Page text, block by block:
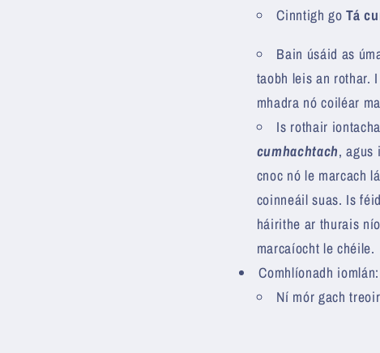
Cinntigh go Tá
Bain úsáid as
taobh leis an rothar.
mhadra nó coiléar
Is rothair
cumhachtach, agus
cnoc nó le marcach
coinneáil suas. Is
háirithe ar thurais
marcaíocht le chéile.
Comhlíonadh iomlán:
Ní mór gach